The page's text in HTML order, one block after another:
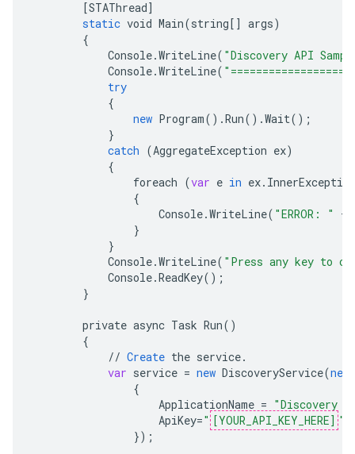
[STAThread]
static void Main(string[] args)
{
Console.WriteLine( "Discovery API
Console.WriteLine(
try
{
new Program().Run().Wait();
}
catch (AggregateException ex)
{
foreach (var e in ex.
{
Console.WriteLine( "ERROR: " +
}
}
Console.WriteLine( "Press any key to
Console.ReadKey();
}
private async Task Run()
{
// Create the service.
var service = new DiscoveryService(new
{
ApplicationName = "Discovery
ApiKey=" [YOUR_API_KEY_HERE] "
});